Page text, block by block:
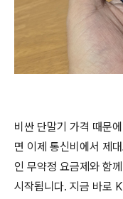
비싼 단말기 가격 때문
면 이제 통신비에서 제
인 무약정 요금제와 함
시작됩니다. 지금 바로